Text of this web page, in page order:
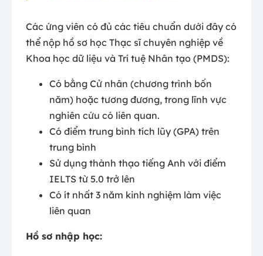
Các ứng viên có đủ các tiêu chuẩn dưới đây có
thể nộp hồ sơ học Thạc sĩ chuyên nghiệp về
Khoa học dữ liệu và Trí tuệ Nhân tạo (PMDS):
Có bằng Cử nhân (chương trình bốn
năm) hoặc tương đương, trong lĩnh vực
nghiên cứu có liên quan.
Có điểm trung bình tích lũy (GPA) trên
trung bình
Sử dụng thành thạo tiếng Anh với điểm
IELTS từ 5.0 trở lên
Có ít nhất 3 năm kinh nghiệm làm việc
liên quan
Hồ sơ nhập học: